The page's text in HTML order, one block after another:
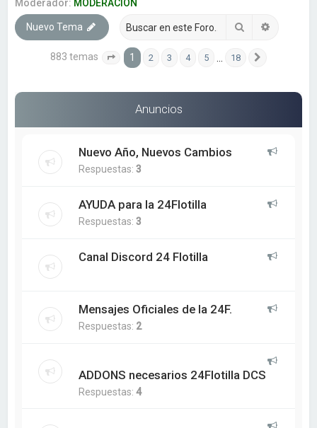
Moderador: MODERACION
Nuevo Tema Buscar
883 temas Página 1de 18
1 2 3 4 5 18
Anuncios
Nuevo Año, Nuevos Cambios
Respuestas:3
AYUDA para la 24Flotilla
Respuestas:3
Canal Discord 24 Flotilla
Mensajes Oficiales de la 24F.
Respuestas: 2
ADDONS necesarios 24Flotilla DCS
Respuestas:4